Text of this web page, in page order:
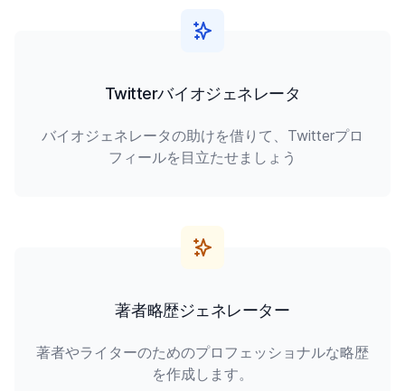
Twitterバイオジェネレータ
バイオジェネレータの助けを借りて、Twitterプロ
フィールを目立たせましょう
著者略歴ジェネレーター
著者やライターのためのプロフェッショナルな略歴
を作成します。